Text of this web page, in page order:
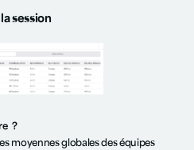
session
?
moyennes globales des équipes